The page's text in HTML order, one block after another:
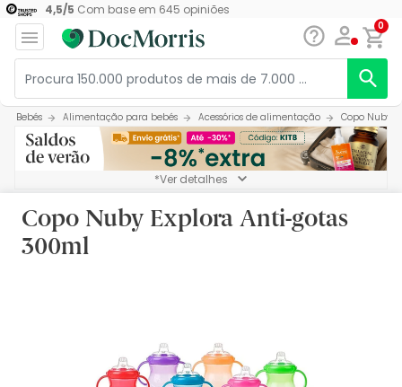
4,5/5 Com base em 645 opiniões
0
Bebés Alimentação para bebés Acessórios de alimentação Copo Nuby
*Ver detalhes
Copo Nuby Explora Anti-gotas
300ml